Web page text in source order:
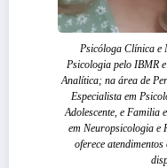
Psicóloga Clínica e
Psicologia pelo IBMR
Analítica; na área de
Especialista em
Adolescente, e Familia
em Neuropsicologia e
oferece